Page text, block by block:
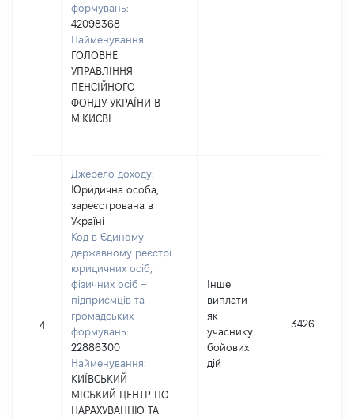
формувань:
42098368
Найменування:
ГОЛОВНЕ
УПРАВЛІННЯ
ПЕНСІЙНОГО
ФОНДУ УКРАЇНИ В
М.КИЄВІ
4
Джерело доходу:
Юридична особа,
зареєстрована в
Україні
Код в Єдиному
державному реєстрі
юридичних осіб,
фізичних осіб –
підприємців та
громадських
формувань:
22886300
Найменування:
КИЇВСЬКИЙ
МІСЬКИЙ ЦЕНТР ПО
НАРАХУВАННЮ ТА
Інше
виплати
як
учаснику
бойових
дій
3426